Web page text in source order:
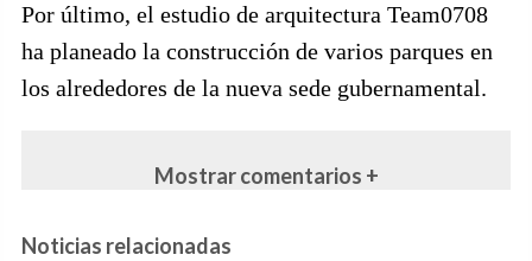
Por último, el estudio de arquitectura Team0708
ha planeado la construcción de varios parques en
los alrededores de la nueva sede gubernamental.
Mostrar comentarios +
Noticias relacionadas